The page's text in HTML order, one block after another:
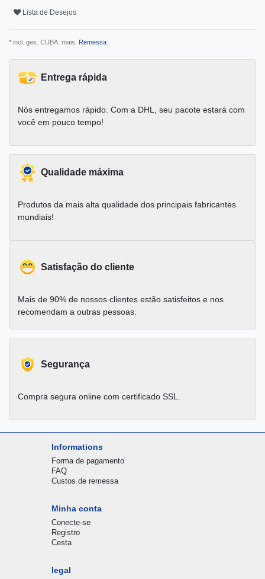
Lista de Desejos
* incl. ges. CUBA. mais. Remessa
Entrega rápida
Nós entregamos rápido. Com a DHL, seu pacote estará com
você em pouco tempo!
Qualidade máxima
Produtos da mais alta qualidade dos principais fabricantes
mundiais!
Satisfação do cliente
Mais de 90% de nossos clientes estão satisfeitos e nos
recomendam a outras pessoas.
Segurança
Compra segura online com certificado SSL.
Informations
Forma de pagamento
FAQ
Custos de remessa
Minha conta
Conecte-se
Registro
Cesta
legal